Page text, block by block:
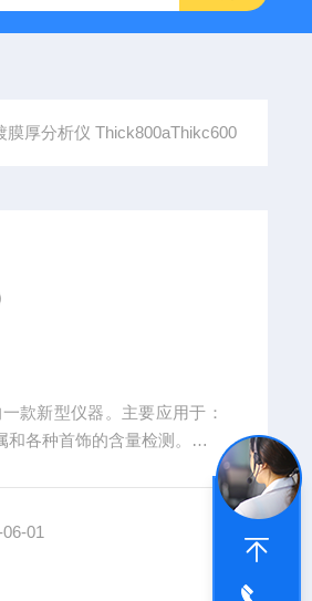
膜厚分析仪 Thick800aThikc600
款新型仪器。主要应用于：
各种首饰的含量检测。
01